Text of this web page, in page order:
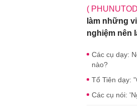
(
làm những
nghiệm nên
Các cụ dạy:
nào?
Tổ Tiên dạy:
Các cụ nói: